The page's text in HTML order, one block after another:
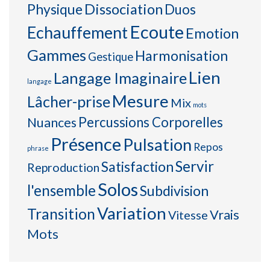
Physique Dissociation Duos
EchauffementEcoute Emotion
Gammes Gestique Harmonisation
langage Langage ImaginaireLien
Lâcher-priseMesure Mix mots
Nuances Percussions Corporelles
phrase Présence Pulsation Repos
ReproductionSatisfactionServir
l'ensembleSolosSubdivision
TransitionVariation VitesseVrais
Mots